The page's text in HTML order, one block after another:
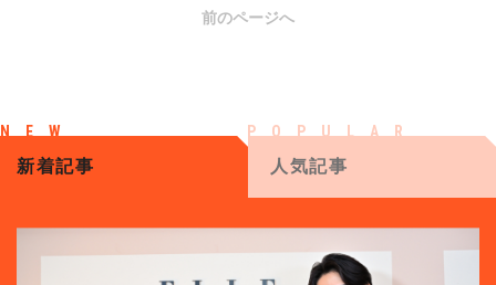
前のページへ
新着記事 人気記事